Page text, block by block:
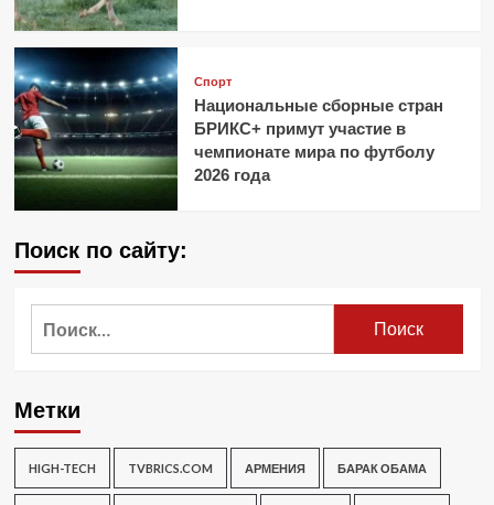
Спорт
Национальные сборные стран
БРИКС+ примут участие в
чемпионате мира по футболу
2026 года
Поиск по сайту:
Метки
HIGH-TECH TVBRICS.COM АРМЕНИЯ БАРАК ОБАМА